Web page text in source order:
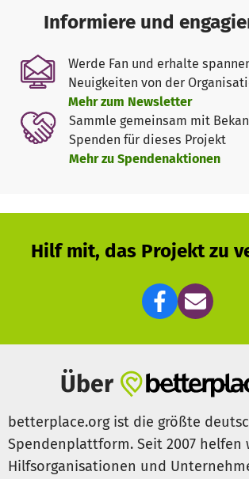
Schlafboden unterm Dach. Diese sind bei
Jugendlichen aller Altersklassen sehr
verfügen wir über keine Möglichkeit, sich
Wasser zu waschen oder gar zu duschen,
Zuge der Renovierung auch die
(nachhaltige) Warmwassererzeugung und
Dusche je Geschlecht gebaut werden.
Informiere und
Werde Fan und erhalte
Neuigkeiten von der
Mehr zum Newsletter
Sammle gemeinsam mit
Spenden für dieses Projekt
Mehr zu Spendenaktionen
Hilf mit, das Projekt zu
Über
betterplace.org ist die größte
Spendenplattform. Seit 2007 helfen
Hilfsorganisationen und